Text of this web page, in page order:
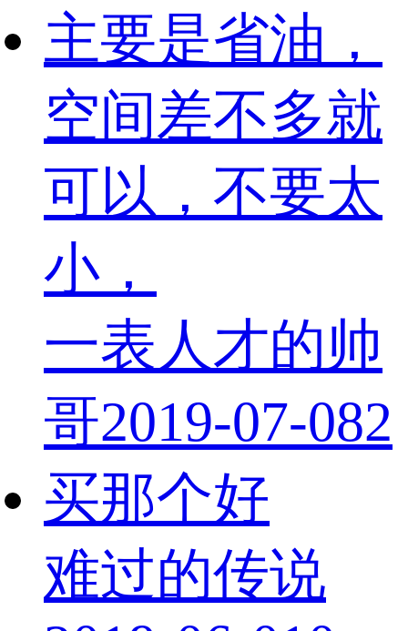
主要是省油，
空间差不多就
可以，不要太
小，
一表人才的帅
哥2019-07-082
买那个好
难过的传说